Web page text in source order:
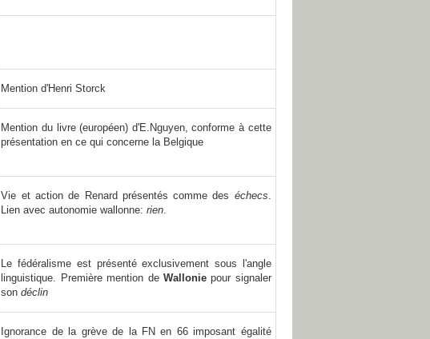
Mention d'Henri Storck
Mention du livre (européen) d'E.Nguyen, conforme à cette
présentation en ce qui concerne la Belgique
Vie et action de Renard présentés comme des échecs.
Lien avec autonomie wallonne:rien.
Le fédéralisme est présenté exclusivement sous l'angle
linguistique. Première mention de Walloniepour signaler
sondéclin
Ignorance de la grève de la FN en 66 imposant égalité